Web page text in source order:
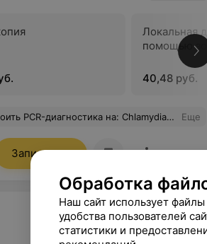
Локальная
помощью
40,48 руб.
Trichomonas vaginalis Neisseria gonorrhoeae Herpes sympl.virus 2 Human papilloma virus 16,18; Еще
Записаться
Обработка
Наш сайт использует
удобства пользователей
статистики и